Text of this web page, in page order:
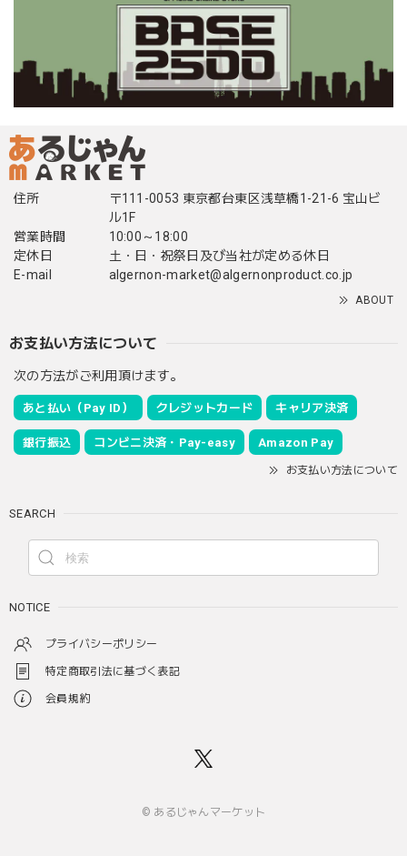
住所
〒111-0053 東京都台東区浅草橋1-21-6 宝山ビ
ル1F
営業時間
10:00～18:00
定休日
土・日・祝祭日及び当社が定める休日
E-mail
algernon-market@algernonproduct.co.jp
ABOUT
お支払い方法について
次の方法がご利用頂けます。
あと払い（Pay ID） クレジットカード キャリア決済
銀行振込 コンビニ決済・Pay-easy Amazon Pay
お支払い方法について
SEARCH
NOTICE
プライバシーポリシー
特定商取引法に基づく表記
会員規約
© あるじゃんマーケット